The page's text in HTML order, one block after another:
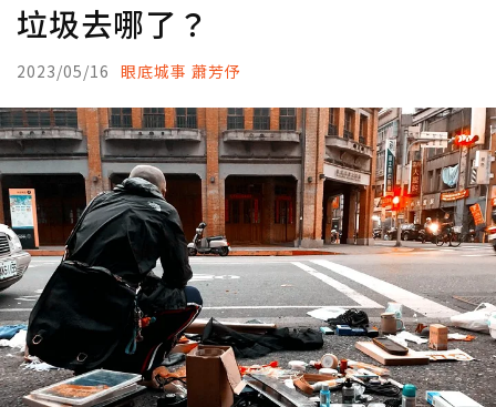
垃圾去哪了？
2023/05/16 眼底城事 蕭芳伃